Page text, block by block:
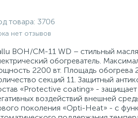
товара: 3706
нет отзывов
BOH/CM-11 WD – стильный
обогреватель.
2200 вт. Площадь обогрева
секций 11. Защитный
«Protective coating» - защищает
воздействий внешней
поколения «Opti-Heat» - с